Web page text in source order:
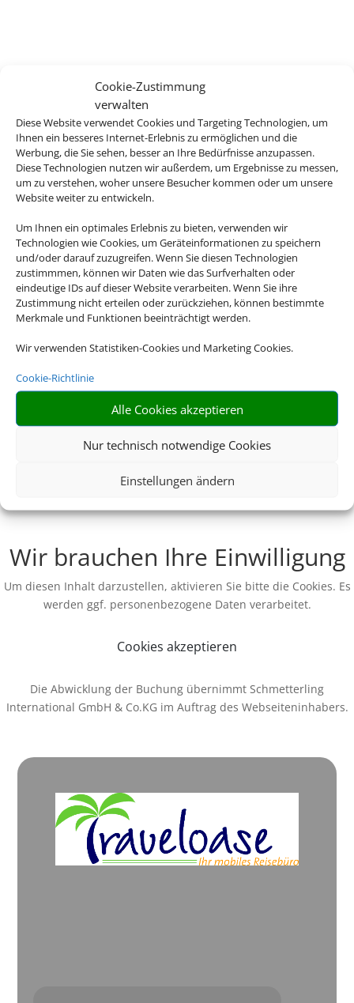
Cookie-Zustimmung
verwalten
Diese Website verwendet Cookies und Targeting Technologien, um
Ihnen ein besseres Internet-Erlebnis zu ermöglichen und die
Werbung, die Sie sehen, besser an Ihre Bedürfnisse anzupassen.
Diese Technologien nutzen wir außerdem, um Ergebnisse zu messen,
um zu verstehen, woher unsere Besucher kommen oder um unsere
Website weiter zu entwickeln.
Um Ihnen ein optimales Erlebnis zu bieten, verwenden wir
Technologien wie Cookies, um Geräteinformationen zu speichern
und/oder darauf zuzugreifen. Wenn Sie diesen Technologien
zustimmmen, können wir Daten wie das Surfverhalten oder
eindeutige IDs auf dieser Website verarbeiten. Wenn Sie ihre
Zustimmung nicht erteilen oder zurückziehen, können bestimmte
Merkmale und Funktionen beeinträchtigt werden.
Wir verwenden Statistiken-Cookies und Marketing Cookies.
Cookie-Richtlinie
Alle Cookies akzeptieren
Nur technisch notwendige Cookies
Einstellungen ändern
Wir brauchen Ihre Einwilligung
Um diesen Inhalt darzustellen, aktivieren Sie bitte die Cookies. Es
werden ggf. personenbezogene Daten verarbeitet.
Cookies akzeptieren
Die Abwicklung der Buchung übernimmt Schmetterling
International GmbH & Co.KG im Auftrag des Webseiteninhabers.